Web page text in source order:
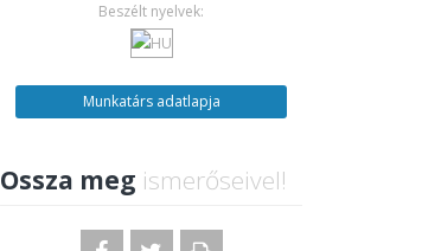
Beszélt nyelvek:
Munkatárs adatlapja
Ossza meg ismerőseivel!